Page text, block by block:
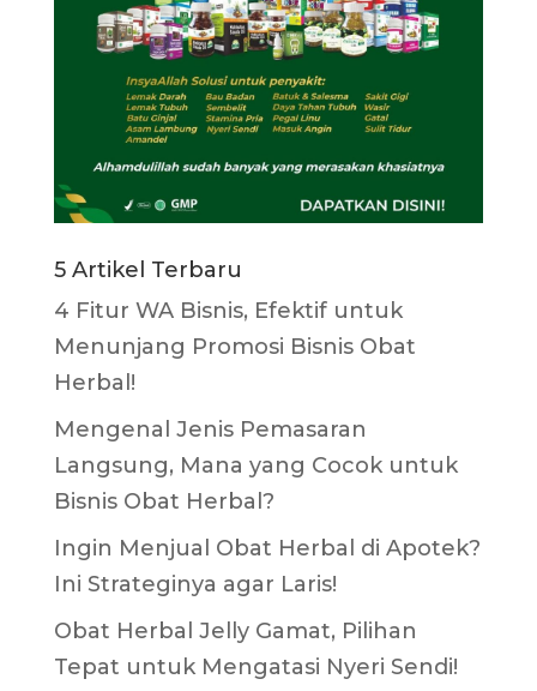
5 Artikel Terbaru
4 Fitur WA Bisnis, Efektif untuk
Menunjang Promosi Bisnis Obat
Herbal!
Mengenal Jenis Pemasaran
Langsung, Mana yang Cocok untuk
Bisnis Obat Herbal?
Ingin Menjual Obat Herbal di Apotek?
Ini Strateginya agar Laris!
Obat Herbal Jelly Gamat, Pilihan
Tepat untuk Mengatasi Nyeri Sendi!